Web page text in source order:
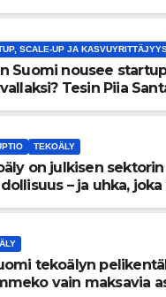
SCALE-UP JA
Suomi nousee
Tesin Piia
TEKOÄLY
on julkisen
– ja uhka,
tekoälyn
vain maksavia